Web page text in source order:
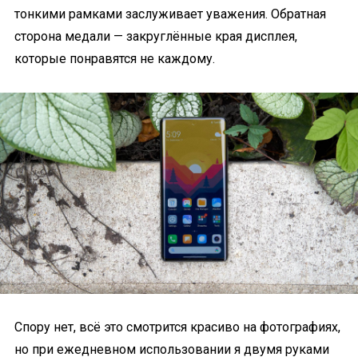
тонкими рамками заслуживает уважения. Обратная
сторона медали — закруглённые края дисплея,
которые понравятся не каждому.
Спору нет, всё это смотрится красиво на фотографиях,
но при ежедневном использовании я двумя руками